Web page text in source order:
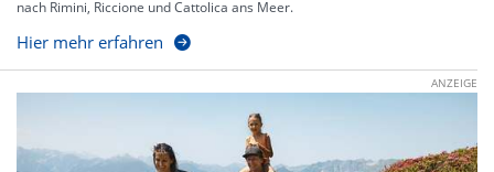
nach Rimini, Riccione und Cattolica ans Meer.
Hier mehr erfahren
ANZEIGE